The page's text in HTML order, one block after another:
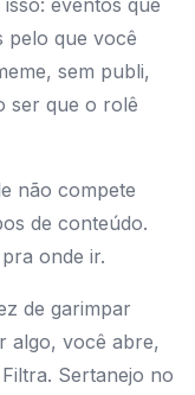
eventos que
pelo que você
sem publi,
ser que o rolê
não compete
de conteúdo.
onde ir.
de garimpar
algo, você abre,
Sertanejo no